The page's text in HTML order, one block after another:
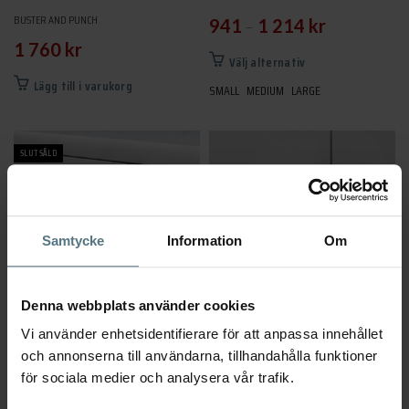
Samtycke Information Om
Denna webbplats använder cookies
Vi använder enhetsidentifierare för att anpassa innehållet
och annonserna till användarna, tillhandahålla funktioner
för sociala medier och analysera vår trafik.
BUSTER AND PUNCH
1 760 kr
Lägg till i varukorg
941 – 1 214 kr
Välj alternativ
här
varianter.
De
olika
alternativen
produktsidan
SMALL MEDIUM LARGE
SLUTSÅLD
Knopp T-Bar / Cross / Mässing
BUSTER AND PUNCH
Handtag Closet Bar / Cross / Stål
760